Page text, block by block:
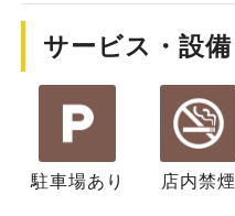
サービス・設備
駐車場あり 店内禁煙